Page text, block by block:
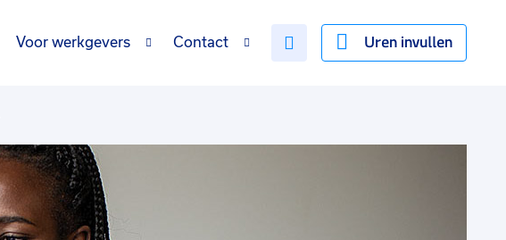
Uren invullen
Voor werkgevers Contact